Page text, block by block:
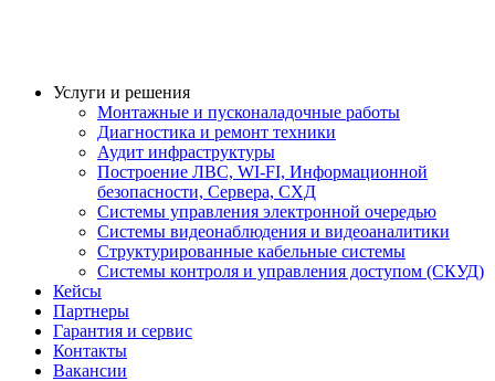
Услуги и решения
Монтажные и пусконаладочные работы
Диагностика и ремонт техники
Аудит инфраструктуры
Построение ЛВС, WI-FI, Информационной
безопасности, Сервера, СХД
Системы управления электронной очередью
Системы видеонаблюдения и видеоаналитики
Структурированные кабельные системы
Системы контроля и управления доступом (СКУД)
Кейсы
Партнеры
Гарантия и сервис
Контакты
Вакансии